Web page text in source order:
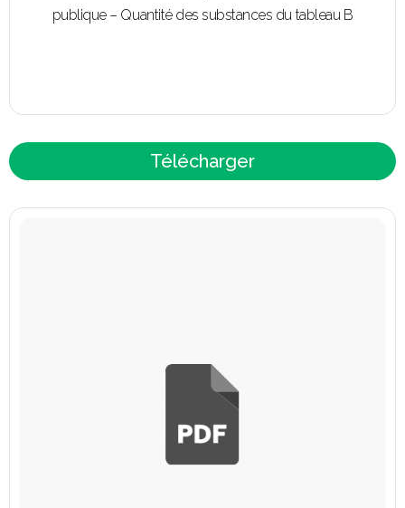
publique – Quantité des substances du tableau B
Télécharger